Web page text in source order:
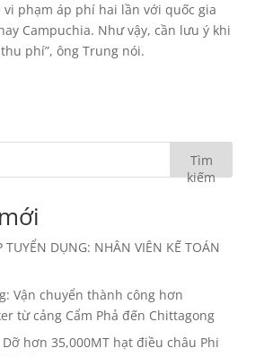
phạm áp phí hai lần với quốc gia
Campuchia. Như vậy, cần lưu ý khi
phí”, ông Trung nói.
Tìm
kiếm
TUYỂN DỤNG: NHÂN VIÊN KẾ TOÁN
Vận chuyển thành công hơn
từ cảng Cẩm Phả đến Chittagong
Dỡ hơn 35,000MT hạt điều châu Phi